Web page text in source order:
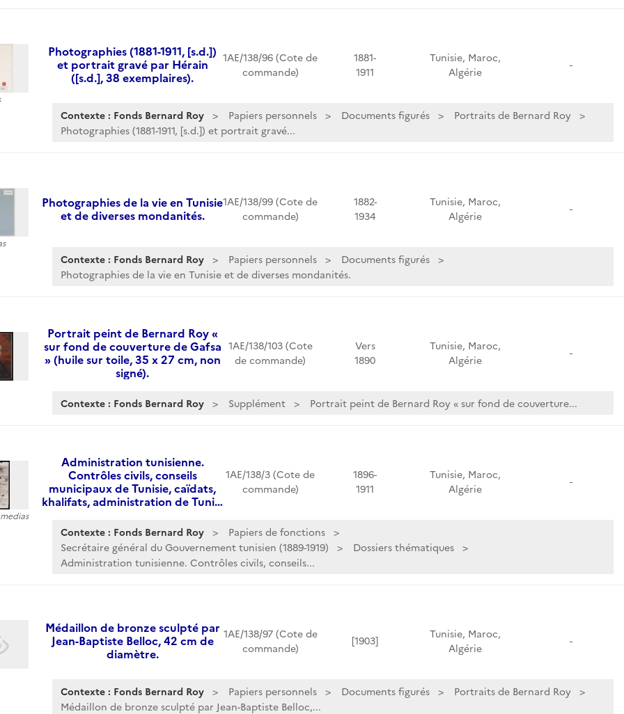
Photographies (1881-1911, [s.d.])
et portrait gravé par Hérain
([s.d.], 38 exemplaires).
1AE/138/96 (Cote de
commande)
1881-
1911
Tunisie, Maroc,
Algérie
-
Contexte : Fonds Bernard Roy Papiers personnels Documents figurés
Portraits de Bernard Roy
Photographies (1881-1911, [s.d.]) et portrait gravé...
Photographies de la vie en Tunisie
et de diverses mondanités.
1AE/138/99 (Cote de
commande)
1882-
1934
Tunisie, Maroc,
Algérie
-
Contexte : Fonds Bernard Roy Papiers personnels
Documents figurés
Photographies de la vie en Tunisie et de diverses mondanités.
Portrait peint de Bernard Roy «
sur fond de couverture de Gafsa
» (huile sur toile, 35 x 27 cm, non
signé).
1AE/138/103 (Cote
de commande)
Vers
1890
Tunisie, Maroc,
Algérie
-
Contexte : Fonds Bernard Roy Supplément Portrait peint de Bernard Roy « sur fond de couverture...
Administration tunisienne.
Contrôles civils, conseils
municipaux de Tunisie, caïdats,
khalifats, administration de Tuni…
1AE/138/3 (Cote de
commande)
1896-
1911
Tunisie, Maroc,
Algérie
-
Contexte : Fonds Bernard Roy
Papiers de fonctions
Secrétaire général du Gouvernement tunisien (1889-1919)
Dossiers thématiques
Administration tunisienne. Contrôles civils, conseils...
Médaillon de bronze sculpté par
Jean-Baptiste Belloc, 42 cm de
diamètre.
1AE/138/97 (Cote de
commande)
[1903]
Tunisie, Maroc,
Algérie
-
Contexte : Fonds Bernard Roy Papiers personnels Documents figurés
Portraits de Bernard Roy
Médaillon de bronze sculpté par Jean-Baptiste Belloc,...